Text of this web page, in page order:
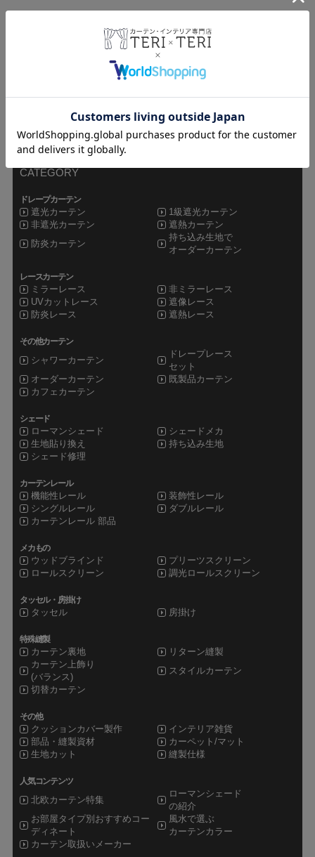
teriteri TOP
カーテンインテリア専門店TERI×TERI
CATEGORY
ドレープカーテン
遮光カーテン
1級遮光カーテン
非遮光カーテン
遮熱カーテン
防炎カーテン
持ち込み生地で
オーダーカーテン
レースカーテン
ミラーレース
非ミラーレース
UVカットレース
遮像レース
防炎レース
遮熱レース
その他カーテン
シャワーカーテン
ドレープレース
セット
オーダーカーテン
既製品カーテン
カフェカーテン
シェード
ローマンシェード
シェードメカ
生地貼り換え
持ち込み生地
シェード修理
カーテンレール
機能性レール
装飾性レール
シングルレール
ダブルレール
カーテンレール 部品
メカもの
ウッドブラインド
プリーツスクリーン
ロールスクリーン
調光ロールスクリーン
タッセル・房掛け
タッセル 房掛け
特殊縫製
カーテン裏地
リターン縫製
カーテン上飾り
(バランス)
スタイルカーテン
切替カーテン
その他
クッションカバー製作
インテリア雑貨
部品・縫製資材
カーペット/マット
生地カット
縫製仕様
人気コンテンツ
北欧カーテン特集
ローマンシェード
の紹介
お部屋タイプ別おすすめコー
ディネート
風水で選ぶ
カーテンカラー
カーテン取扱いメーカー